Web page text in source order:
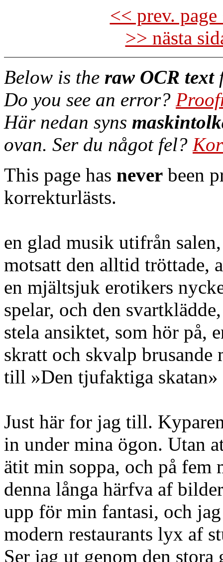
<< prev.
>> nästa
Below is the raw OCR text
Do you see an error?
Här nedan syns
ovan. Ser du något fel?
This page has never been
korrekturlästs.
en glad musik utifrån
motsatt den alltid tröttade,
en mjältsjuk erotikers
spelar, och den
stela ansiktet, som hör på,
skratt och skvalp
till »Den tjufaktiga skatan»
Just här for jag till.
in under mina ögon. Utan
ätit min soppa, och på fem
denna långa härfva af
upp för min fantasi, och
modern restaurants lyx af
Ser jag ut genom den